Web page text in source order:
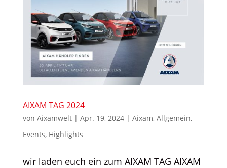
AIXAM TAG 2024
von Aixamwelt| Apr. 19, 2024| Aixam, Allgemein,
Events, Highlights
wir laden euch ein zum AIXAM TAG AIXAM